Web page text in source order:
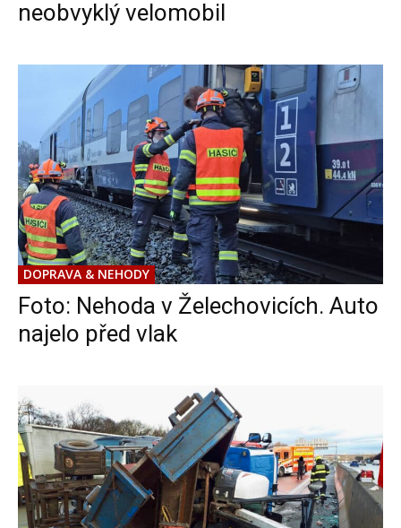
neobvyklý velomobil
DOPRAVA & NEHODY
Foto: Nehoda v Želechovicích. Auto
najelo před vlak